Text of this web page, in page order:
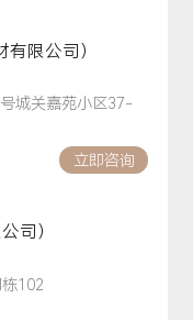
限公司）
城关嘉苑小区37-
立即咨询
司）
102